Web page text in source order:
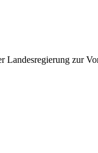
Landesregierung zur